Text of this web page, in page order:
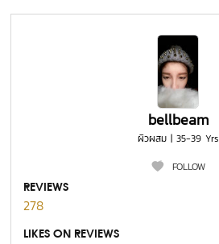
bellbeam
ผิวผสม | 35-39 Yrs
FOLLOW
REVIEWS
278
LIKES ON REVIEWS